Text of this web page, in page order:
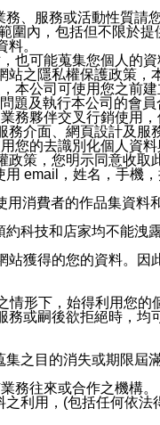
、服務或活動性質
內，包括但不限於
。
也可能蒐集您個人的
之隱私權保護政策，
公司可使用您之前
及執行本公司的會
夥伴交叉行銷使用
介面、網頁設計及服
您的去識別化個人資
策，您明示同意收取
email，姓名，手機
消費者的作品集資料
科技和店家均不能
獲得的您的資料。
形下，始得利用您
或嗣後欲拒絕時，
之目的消失或期限屆
務往來或合作之機構。
利用，(包括任何依